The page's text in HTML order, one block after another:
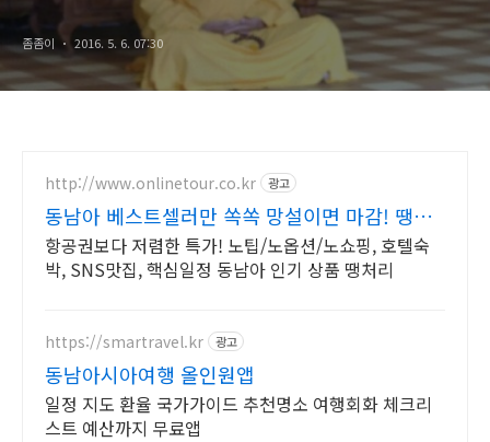
좀좀이 2016. 5. 6. 07:30
http://www.onlinetour.co.kr 광고
동남아 베스트셀러만 쏙쏙 망설이면 마감! 땡처
리투어
항공권보다 저렴한 특가! 노팁/노옵션/노쇼핑, 호텔숙
박, SNS맛집, 핵심일정 동남아 인기 상품 땡처리
https://smartravel.kr 광고
동남아시아여행 올인원앱
일정 지도 환율 국가가이드 추천명소 여행회화 체크리
스트 예산까지 무료앱